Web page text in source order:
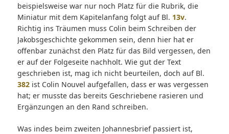
beispielsweise war nur noch Platz für die Rubrik, die
Miniatur mit dem Kapitelanfang folgt auf Bl. 13v.
Richtig ins Träumen muss Colin beim Schreiben der
Jakobsgeschichte gekommen sein, denn hier hat er
offenbar zunächst den Platz für das Bild vergessen, den
er auf der Folgeseite nachholt. Wie gut der Text
geschrieben ist, mag ich nicht beurteilen, doch auf Bl.
382ist Colin Nouvel aufgefallen, dass er was vergessen
hat; er musste das bereits Geschriebene rasieren und
Ergänzungen an den Rand schreiben.
Was indes beim zweiten Johannesbrief passiert ist,